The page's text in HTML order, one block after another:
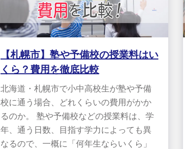
【札幌市】塾や予備校の授業料はい
くら？費用を徹底比較
北海道・札幌市で小中高校生が塾や予備
校に通う場合、どれくらいの費用がかか
るのか。 塾や予備校などの授業料は、学
年、通う日数、目指す学力によっても異
なるので、一概に「何年生ならいくら」